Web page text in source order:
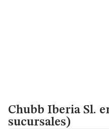
Chubb Iberia Sl.
sucursales)